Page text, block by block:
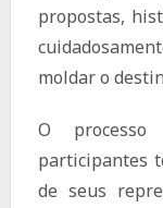
propostas,
moldar o
O processo
participantes
de seus